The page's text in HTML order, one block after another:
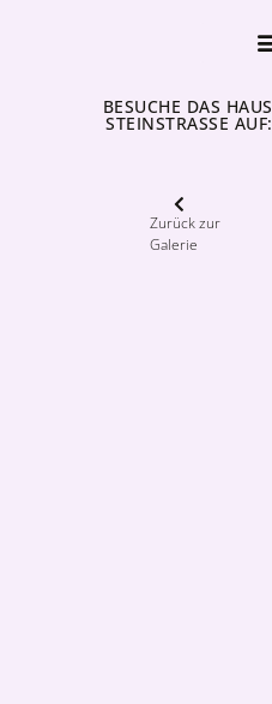
BESUCHE DAS HAUS
STEINSTRASSE AUF:
Zurück zur
Galerie